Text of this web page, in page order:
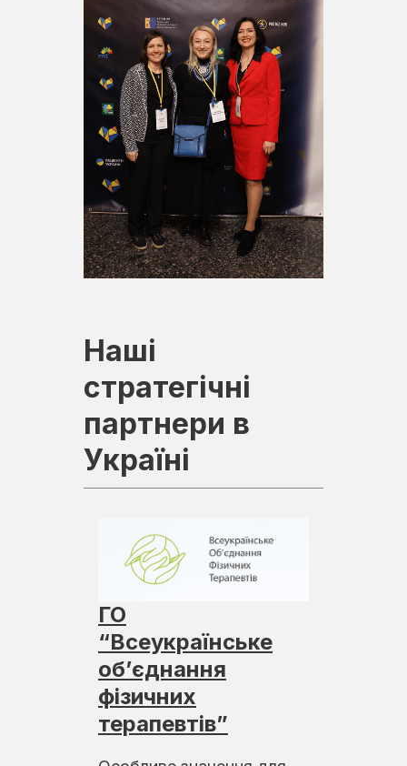
Наші
стратегічні
партнери в
Україні
ГО
“Всеукраїнське
об’єднання
фізичних
терапевтів”